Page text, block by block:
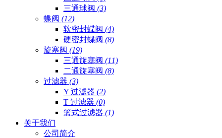
三通球阀 (3)
蝶阀 (12)
软密封蝶阀 (4)
硬密封蝶阀 (8)
旋塞阀 (19)
三通旋塞阀 (11)
二通旋塞阀 (8)
过滤器 (3)
Y 过滤器 (2)
T 过滤器 (0)
篮式过滤器 (1)
关于我们
公司简介